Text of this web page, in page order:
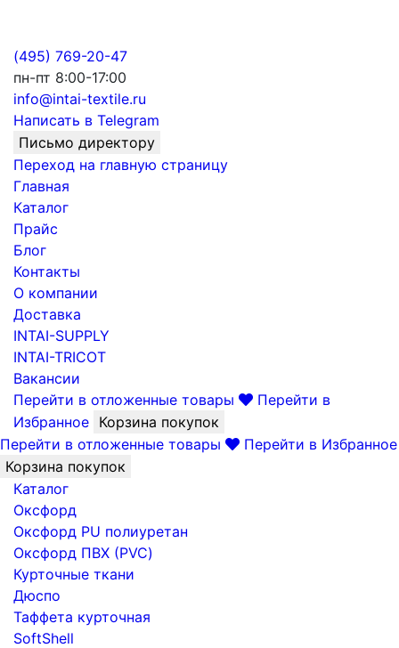
(495) 769-20-47
пн-пт 8:00-17:00
info@intai-textile.ru
Написать в Telegram
Письмо директору
Переход на главную страницу
Главная
Каталог
Прайс
Блог
Контакты
О компании
Доставка
INTAI-SUPPLY
INTAI-TRICOT
Вакансии
Перейти в отложенные товары
Перейти в
Избранное Корзина покупок
Перейти в отложенные товары
Перейти в Избранное
Корзина покупок
Каталог
Оксфорд
Оксфорд PU полиуретан
Оксфорд ПВХ (PVC)
Курточные ткани
Дюспо
Таффета курточная
SoftShell